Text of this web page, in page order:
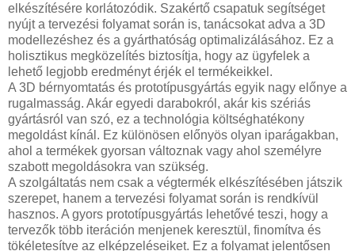
elkészítésére korlátozódik. Szakértő csapatuk segítséget
nyújt a tervezési folyamat során is, tanácsokat adva a 3D
modellezéshez és a gyárthatóság optimalizálásához. Ez a
holisztikus megközelítés biztosítja, hogy az ügyfelek a
lehető legjobb eredményt érjék el termékeikkel.
A 3D bérnyomtatás és prototípusgyártás egyik nagy előnye a
rugalmasság. Akár egyedi darabokról, akár kis szériás
gyártásról van szó, ez a technológia költséghatékony
megoldást kínál. Ez különösen előnyös olyan iparágakban,
ahol a termékek gyorsan változnak vagy ahol személyre
szabott megoldásokra van szükség.
A szolgáltatás nem csak a végtermék elkészítésében játszik
szerepet, hanem a tervezési folyamat során is rendkívül
hasznos. A gyors prototípusgyártás lehetővé teszi, hogy a
tervezők több iteráción menjenek keresztül, finomítva és
tökéletesítve az elképzeléseiket. Ez a folyamat jelentősen